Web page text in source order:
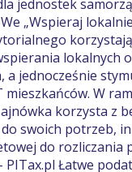
jednostek
„Wspieraj
lokalnych
a jednocześnie
mieszkańców. W
korzysta z
swoich potrzeb,
do rozliczania
Łatwe